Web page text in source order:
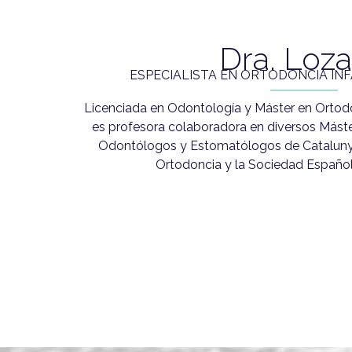
Dra.
ESPECIALISTA EN ORTODONCIA
Licenciada en Odontología y Máster en
es profesora colaboradora en diversos
Odontólogos y Estomatólogos de
Ortodoncia y la Sociedad